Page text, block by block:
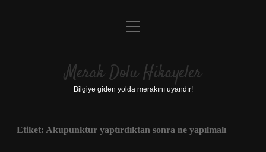
Anasayfa
Yasal Uyarı
menüyü
Merak Dolu Hikayeler
Bilgiye giden yolda merakını uyandır!
Etiket: Akupunktur yaptırdıktan sonra ne yapılmalı